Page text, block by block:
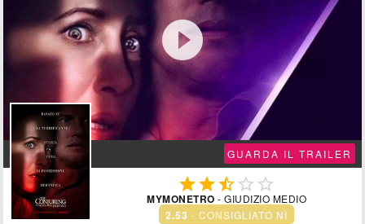

GUARDA IL TRAILER
  
MYMONETRO - GIUDIZIO MEDIO
2.53 - CONSIGLIATO NÌ